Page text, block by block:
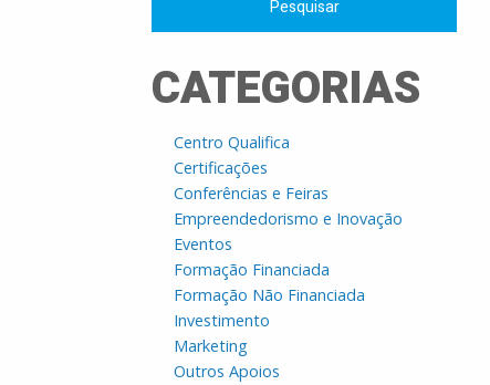
CATEGORIAS
Centro Qualifica
Certificações
Conferências e Feiras
Empreendedorismo e Inovação
Eventos
Formação Financiada
Formação Não Financiada
Investimento
Marketing
Outros Apoios